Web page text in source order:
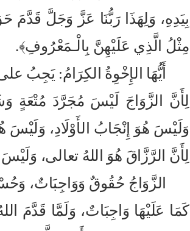
بِيَدِهِ، وَلِهَذَا رَبُّنَا عَزَّ وَجَلَّ
مِثْلُ الَّذِي عَلَيْهِنَّ بِالْـمَعْرُوفِ﴾.
أَيُّهَا الإِخْوِةُ الكِرَامُ: يَجِبُ
لِأَنَّ الزَّوَاجَ لَيْسَ مُجَرَّدَ مُتْعَةٍ
وَلَيْسَ هُوَ إِنْجَابُ الأَوْلَادِ، وَلَيْسَ
لِأَنَّ الرَّزَّاقَ هُوَ اللهُ تعالى،
الزَّوَاجُ حُقُوقٌ وَوَاجِبَاتٌ،
كَمَا عَلَيْهَا وَاجِبَاتٌ، وَلَمَّا قَدَّمَ